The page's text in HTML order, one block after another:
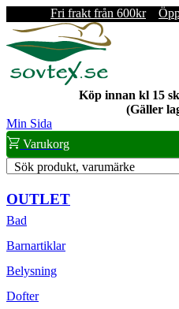
Fri frakt från 600kr
Köp innan kl 15
(Gäller
Min Sida
Varukorg
Sök produkt, varumärke
OUTLET
Bad
Barnartiklar
Belysning
Dofter